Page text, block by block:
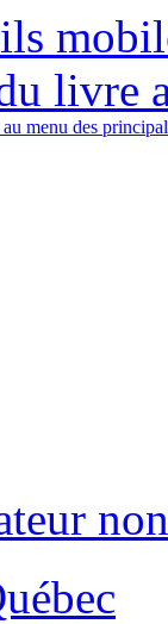
livre
menu des